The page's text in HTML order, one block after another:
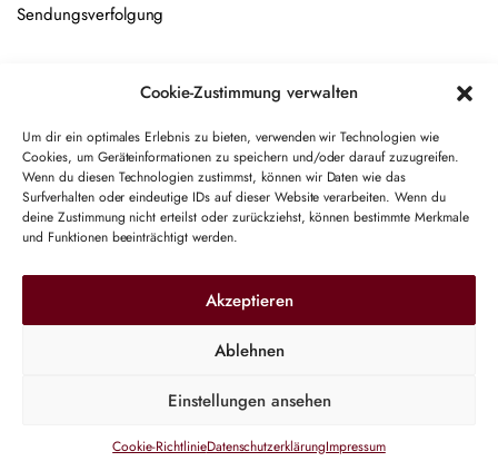
Cookie-Zustimmung verwalten
Um dir ein optimales Erlebnis zu bieten, verwenden wir Technologien wie
Cookies, um Geräteinformationen zu speichern und/oder darauf zuzugreifen.
Wenn du diesen Technologien zustimmst, können wir Daten wie das
Surfverhalten oder eindeutige IDs auf dieser Website verarbeiten. Wenn du
deine Zustimmung nicht erteilst oder zurückziehst, können bestimmte Merkmale
und Funktionen beeinträchtigt werden.
Akzeptieren
Ablehnen
Einstellungen ansehen
Cookie-RichtlinieDatenschutzerklärungImpressum
Sendungsverfolgung
E-Mail-Adresse
Hiermit akzeptiere ich die Datenschutzbestimmungen
SUCHE WUNSCHLISTE KONTO